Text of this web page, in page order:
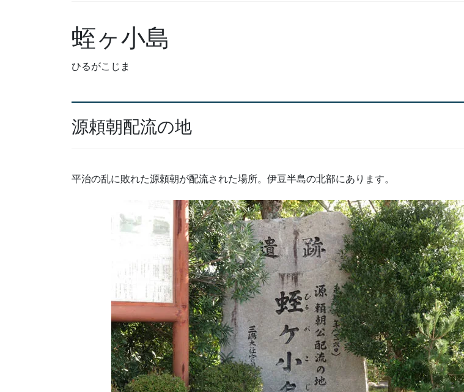
蛭ヶ小島
ひるがこじま
源頼朝配流の地
平治の乱に敗れた源頼朝が配流された場所。伊豆半島の北部にあります。